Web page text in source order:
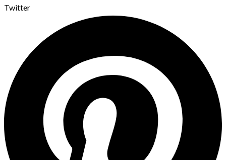
Twitter